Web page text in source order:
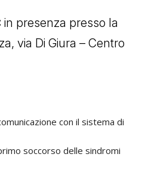
in presenza presso la
via Di Giura – Centro
con il sistema di
soccorso delle sindromi